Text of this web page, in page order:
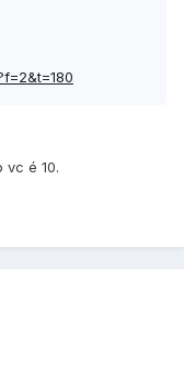
vc é 10.